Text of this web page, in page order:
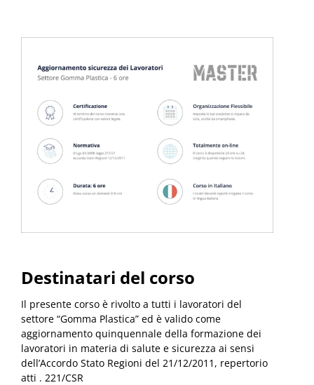
Destinatari del corso
Il presente corso è rivolto a tutti i lavoratori del
settore “Gomma Plastica” ed è valido come
aggiornamento quinquennale della formazione dei
lavoratori in materia di salute e sicurezza ai sensi
dell’Accordo Stato Regioni del 21/12/2011, repertorio
atti . 221/CSR